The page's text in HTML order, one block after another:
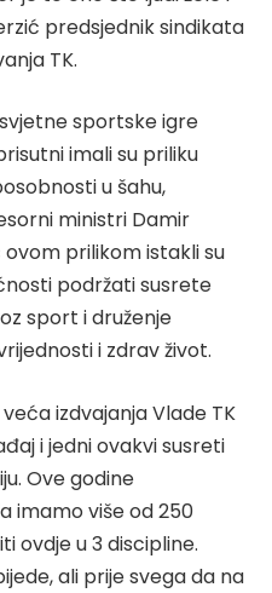
predsjednik sindikata
TK.
sportske igre
imali su priliku
u šahu,
ministri Damir
prilikom istakli su
podržati susrete
sport i druženje
i zdrav život.
izdvajanja Vlade TK
i jedni ovakvi susreti
Ove godine
imamo više od 250
ovdje u 3 discipline.
ali prije svega da na